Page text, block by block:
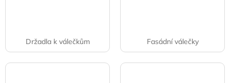
Držadla k válečkům Fasádní válečky